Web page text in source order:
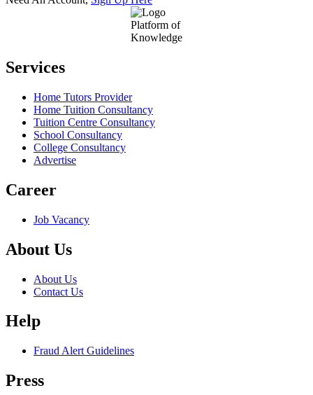
Platform of
Knowledge
Services
Home Tutors Provider
Home Tuition Consultancy
Tuition Centre Consultancy
School Consultancy
College Consultancy
Advertise
Career
Job Vacancy
About Us
About Us
Contact Us
Help
Fraud Alert Guidelines
Press